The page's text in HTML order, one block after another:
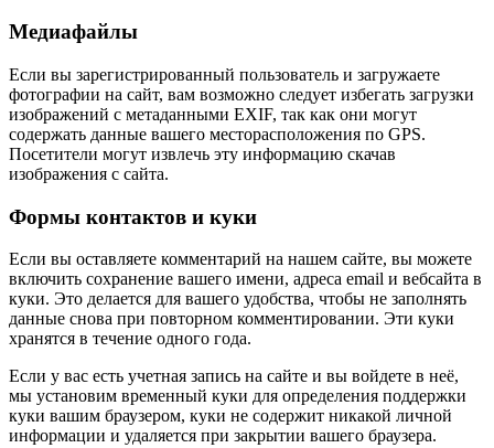
Медиафайлы
Если вы зарегистрированный пользователь и загружаете
фотографии на сайт, вам возможно следует избегать загрузки
изображений с метаданными EXIF, так как они могут
содержать данные вашего месторасположения по GPS.
Посетители могут извлечь эту информацию скачав
изображения с сайта.
Формы контактов и куки
Если вы оставляете комментарий на нашем сайте, вы можете
включить сохранение вашего имени, адреса email и вебсайта в
куки. Это делается для вашего удобства, чтобы не заполнять
данные снова при повторном комментировании. Эти куки
хранятся в течение одного года.
Если у вас есть учетная запись на сайте и вы войдете в неё,
мы установим временный куки для определения поддержки
куки вашим браузером, куки не содержит никакой личной
информации и удаляется при закрытии вашего браузера.